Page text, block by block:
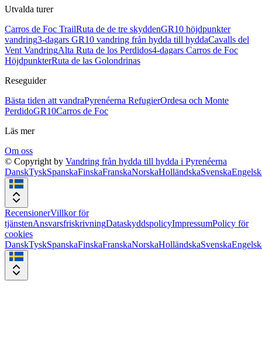
Utvalda turer
Carros de Foc TrailRuta de de tre skyddenGR10 höjdpunkter
vandring3-dagars GR10 vandring från hydda till hyddaCavalls del
Vent VandringAlta Ruta de los Perdidos4-dagars Carros de Foc
HöjdpunkterRuta de las Golondrinas
Reseguider
Bästa tiden att vandraPyrenéerna RefugierOrdesa och Monte
PerdidoGR10Carros de Foc
Läs mer
Om oss
© Copyright by Vandring från hydda till hydda i Pyrenéerna
DanskTyskSpanskaFinskaFranskaNorskaHolländskaSvenska
RecensionerVillkor för
tjänstenAnsvarsfriskrivningDataskyddspolicyImpressumPolicy för
cookies
DanskTyskSpanskaFinskaFranskaNorskaHolländskaSvenska